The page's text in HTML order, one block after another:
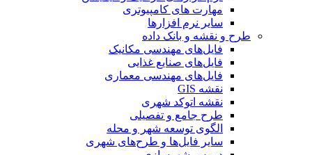
مهارت های کامپیوتری
سایر نرم افزارها
طرح و نقشه و بانک داده
فایل‌های مهندسی مکانیک
فایل‌های صنایع غذایی
فایل‌های مهندسی معماری
نقشه GIS
نقشه اتوکد شهری
طرح جامع و تفصیلی
الگوی توسعه شهر و محله
سایر فایل‌ها و طرح‌های شهری